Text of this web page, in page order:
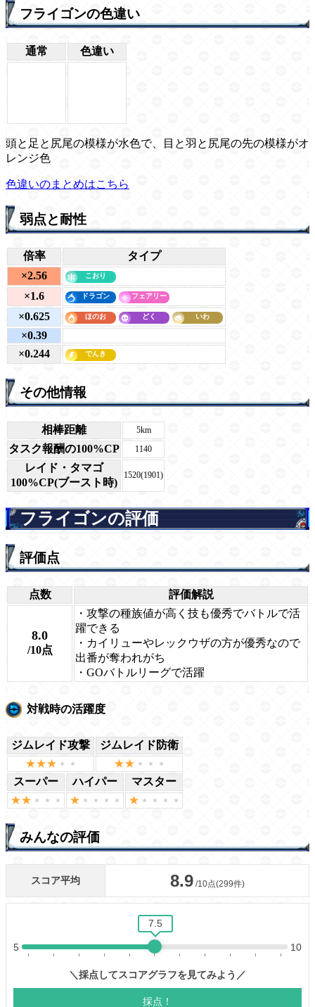
フライゴンの色違い
通常 色違い
頭と足と尻尾の模様が水色で、目と羽と尻尾の先の模様がオ
レンジ色
色違いのまとめはこちら
弱点と耐性
倍率
タイプ
×2.56
×1.6
×0.625
×0.39
×0.244
その他情報
相棒距離 5km
タスク報酬の100%CP 1140
レイド・タマゴ
100%CP(ブースト時)
1520(1901)
フライゴンの評価
評価点
点数 評価解説
8.0
/10点
・攻撃の種族値が高く技も優秀でバトルで活
躍できる
・カイリューやレックウザの方が優秀なので
出番が奪われがち
・GOバトルリーグで活躍
対戦時の活躍度
ジムレイド攻撃 ジムレイド防衛
スーパー ハイパー マスター
みんなの評価